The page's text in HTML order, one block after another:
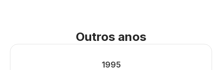
Outros anos
1995